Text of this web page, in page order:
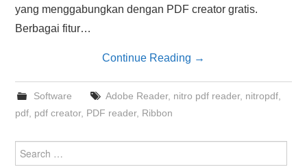
yang menggabungkan dengan PDF creator gratis.
Berbagai fitur…
Continue Reading →
Software Adobe Reader, nitro pdf reader, nitropdf,
pdf pdf creator, PDF reader, Ribbon
for: